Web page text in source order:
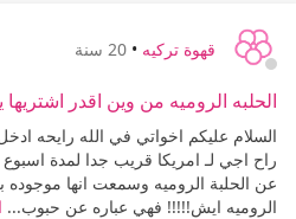
قهوة تركيه • 20 سنة
الحلبه الروميه من وين اقدر
السلام عليكم اخواتي في الله رايحه
راح اجي لـ امريكا قريب جدا لمدة
عن الحلبة الروميه وسمعت انها موجوده
الروميه ايش!!!!! فهي عباره عن حبوب...